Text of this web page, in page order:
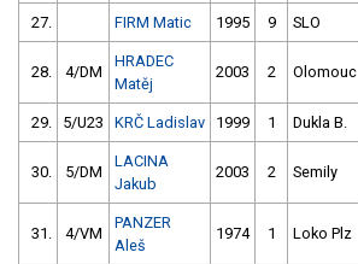
27. FIRM Matic 1995 9 SLO
28. 4/DM
HRADEC
Matěj
2003 2 Olomouc
29. 5/U23 KRČ Ladislav 1999 1 Dukla B.
30. 5/DM
LACINA
Jakub
2003 2 Semily
31. 4/VM
PANZER
Aleš
1974 1 Loko Plz